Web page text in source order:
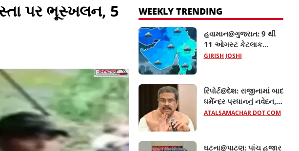
રસ્તા પર ભૂસ્ખલન, 5
WEEKLY TRENDING
હવામાન@ગુજરાત: 9 થી
11 ઓગસ્ટ કેટલાક
જિલ્લાઓમાં ગાજવીજ
GIRISH JOSHI
રિપોર્ટ@દેશ: રાજીનામાં બાદ
ધર્મેન્દ્ર પ્રધાનનું નવેદન,
NEET વિવાદ અંગે શુ કહ્યું?
ATALSAMACHAR DOT COM
ઘટના@પાટણ: પાંચ હજાર